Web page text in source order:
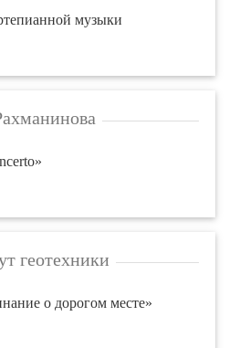
музыки
геотехники
о дорогом месте»